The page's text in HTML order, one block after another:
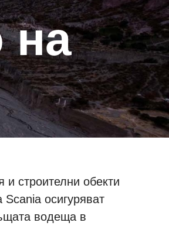
и строителни обекти
осигуряват
водеща в